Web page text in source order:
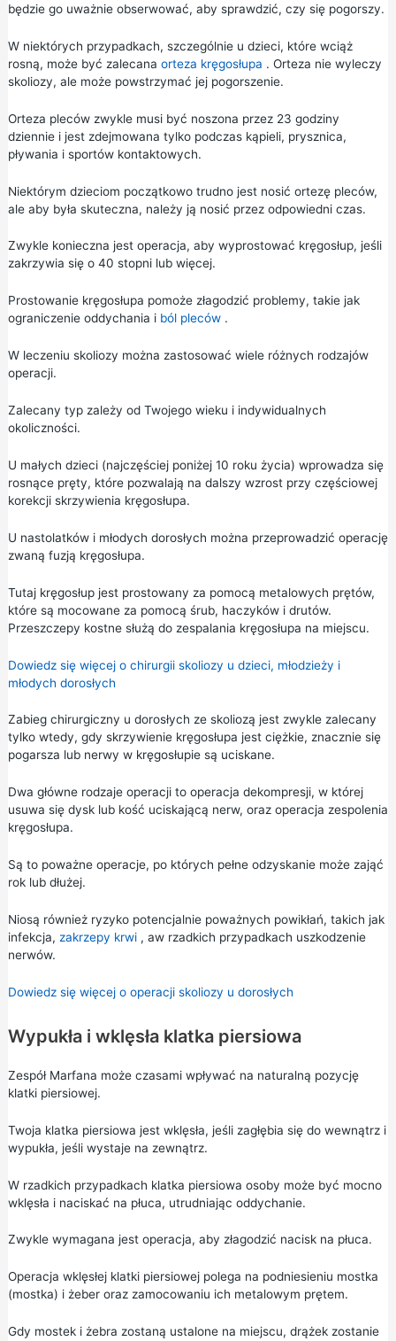
będzie go uważnie obserwować, aby sprawdzić, czy się pogorszy.
W niektórych przypadkach, szczególnie u dzieci, które wciąż
rosną, może być zalecana orteza kręgosłupa . Orteza nie wyleczy
skoliozy, ale może powstrzymać jej pogorszenie.
Orteza pleców zwykle musi być noszona przez 23 godziny
dziennie i jest zdejmowana tylko podczas kąpieli, prysznica,
pływania i sportów kontaktowych.
Niektórym dzieciom początkowo trudno jest nosić ortezę pleców,
ale aby była skuteczna, należy ją nosić przez odpowiedni czas.
Zwykle konieczna jest operacja, aby wyprostować kręgosłup, jeśli
zakrzywia się o 40 stopni lub więcej.
Prostowanie kręgosłupa pomoże złagodzić problemy, takie jak
ograniczenie oddychania i ból pleców.
W leczeniu skoliozy można zastosować wiele różnych rodzajów
operacji.
Zalecany typ zależy od Twojego wieku i indywidualnych
okoliczności.
U małych dzieci (najczęściej poniżej 10 roku życia) wprowadza się
rosnące pręty, które pozwalają na dalszy wzrost przy częściowej
korekcji skrzywienia kręgosłupa.
U nastolatków i młodych dorosłych można przeprowadzić operację
zwaną fuzją kręgosłupa.
Tutaj kręgosłup jest prostowany za pomocą metalowych prętów,
które są mocowane za pomocą śrub, haczyków i drutów.
Przeszczepy kostne służą do zespalania kręgosłupa na miejscu.
Dowiedz się więcej o chirurgii skoliozy u dzieci, młodzieży i
młodych dorosłych
Zabieg chirurgiczny u dorosłych ze skoliozą jest zwykle zalecany
tylko wtedy, gdy skrzywienie kręgosłupa jest ciężkie, znacznie się
pogarsza lub nerwy w kręgosłupie są uciskane.
Dwa główne rodzaje operacji to operacja dekompresji, w której
usuwa się dysk lub kość uciskającą nerw, oraz operacja zespolenia
kręgosłupa.
Są to poważne operacje, po których pełne odzyskanie może zająć
rok lub dłużej.
Niosą również ryzyko potencjalnie poważnych powikłań, takich jak
infekcja, zakrzepy krwi, aw rzadkich przypadkach uszkodzenie
nerwów.
Dowiedz się więcej o operacji skoliozy u dorosłych
Wypukła i wklęsła klatka piersiowa
Zespół Marfana może czasami wpływać na naturalną pozycję
klatki piersiowej.
Twoja klatka piersiowa jest wklęsła, jeśli zagłębia się do wewnątrz i
wypukła, jeśli wystaje na zewnątrz.
W rzadkich przypadkach klatka piersiowa osoby może być mocno
wklęsła i naciskać na płuca, utrudniając oddychanie.
Zwykle wymagana jest operacja, aby złagodzić nacisk na płuca.
Operacja wklęsłej klatki piersiowej polega na podniesieniu mostka
(mostka) i żeber oraz zamocowaniu ich metalowym prętem.
Gdy mostek i żebra zostaną ustalone na miejscu, drążek zostanie